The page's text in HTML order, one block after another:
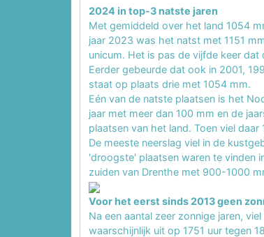
2024 in top-3 natste jaren
Met gemiddeld over het land 1054
jaar 2023 was het natst met 1151
unicum. Het is pas de vijfde keer
Eerder gebeurde dat ook in 2001,
staat op plaats drie met 1054 mm.
Eén van de natste plaatsen is het
jaar met meer dan 100 mm en de
plaatsen van het land. Toen viel
De meeste neerslag viel in de
'droogste' plaatsen waren te vinden
zuiden van Drenthe met 900-1000
Voor het eerst sinds 2013 geen
Na een aantal zeer zonnige jaren,
waarschijnlijk uit op 1751 uur tegen